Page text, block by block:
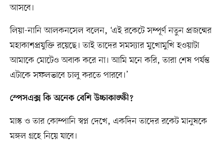
আসবে।
লিয়া-নানি আলকনসেল বলেন, ‘এই রকেটে সম্পূর্ণ নতুন প্রজন্মের
মহাকাশপ্রযুক্তি রয়েছে। তাই তাদের সমস্যার মুখোমুখি হওয়াটা
আমাকে মোটেও অবাক করে না। আমি মনে করি, তারা শেষ পর্যন্ত
এটাকে সফলভাবে চালু করতে পারবে।’
স্পেসএক্স কি অনেক বেশি উচ্চাকাঙ্ক্ষী?
মাস্ক ও তার কোম্পানি স্বপ্ন দেখে, একদিন তাদের রকেট মানুষকে
মঙ্গল গ্রহে নিয়ে যাবে।